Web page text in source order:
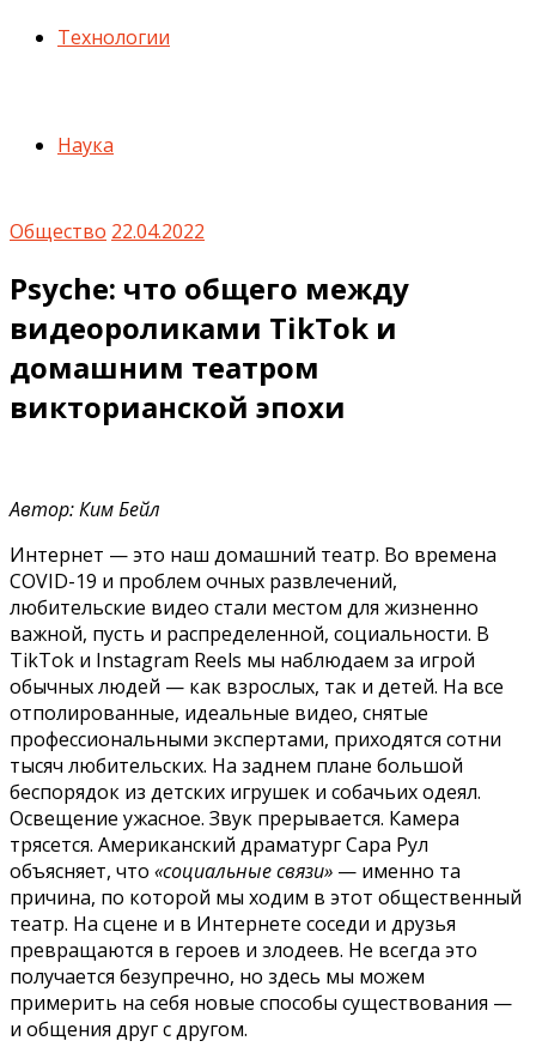
Технологии
Наука
Общество 22.04.2022
Psyche: что общего между
видеороликами TikTok и
домашним театром
викторианской эпохи
Автор: Ким Бейл
Интернет — это наш домашний театр. Во времена
COVID-19 и проблем очных развлечений,
любительские видео стали местом для жизненно
важной, пусть и распределенной, социальности. В
TikTok и Instagram Reels мы наблюдаем за игрой
обычных людей — как взрослых, так и детей. На все
отполированные, идеальные видео, снятые
профессиональными экспертами, приходятся сотни
тысяч любительских. На заднем плане большой
беспорядок из детских игрушек и собачьих одеял.
Освещение ужасное. Звук прерывается. Камера
трясется. Американский драматург Сара Рул
объясняет, что «социальные связи» — именно та
причина, по которой мы ходим в этот общественный
театр. На сцене и в Интернете соседи и друзья
превращаются в героев и злодеев. Не всегда это
получается безупречно, но здесь мы можем
примерить на себя новые способы существования —
и общения друг с другом.